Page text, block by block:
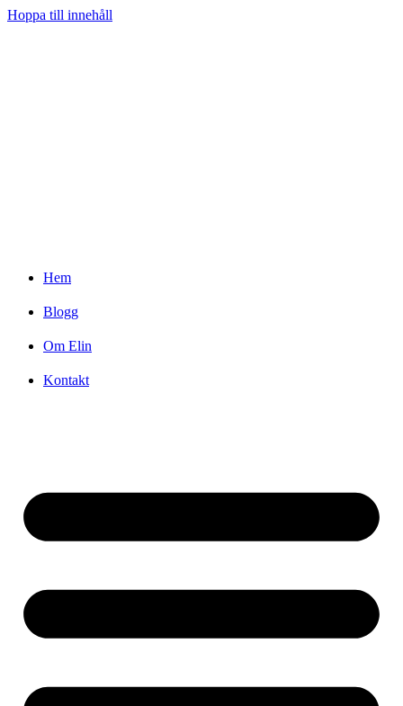
Hoppa till innehåll
Hem
Blogg
Om Elin
Kontakt